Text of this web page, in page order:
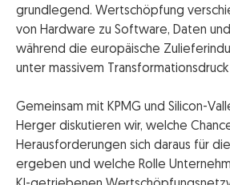
grundlegend. Wertschöpfung
von Hardware zu Software, Daten
während die europäische
unter massivem
Gemeinsam mit KPMG und Silicon-
Herger diskutieren wir, welche
Herausforderungen sich daraus für
ergeben und welche Rolle